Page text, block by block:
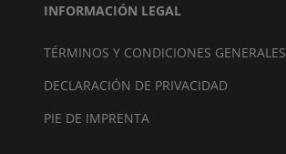
INFORMACIÓN LEGAL
TÉRMINOS Y CONDICIONES GENERALES
DECLARACIÓN DE PRIVACIDAD
PIE DE IMPRENTA